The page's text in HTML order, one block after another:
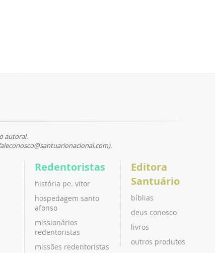
autoral.
Redentoristas
história pe. vitor
hospedagem santo
afonso
missionários
redentoristas
missões redentoristas
Editora
Santuário
bíblias
deus conosco
livros
outros produtos